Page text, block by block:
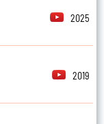
2025
2019